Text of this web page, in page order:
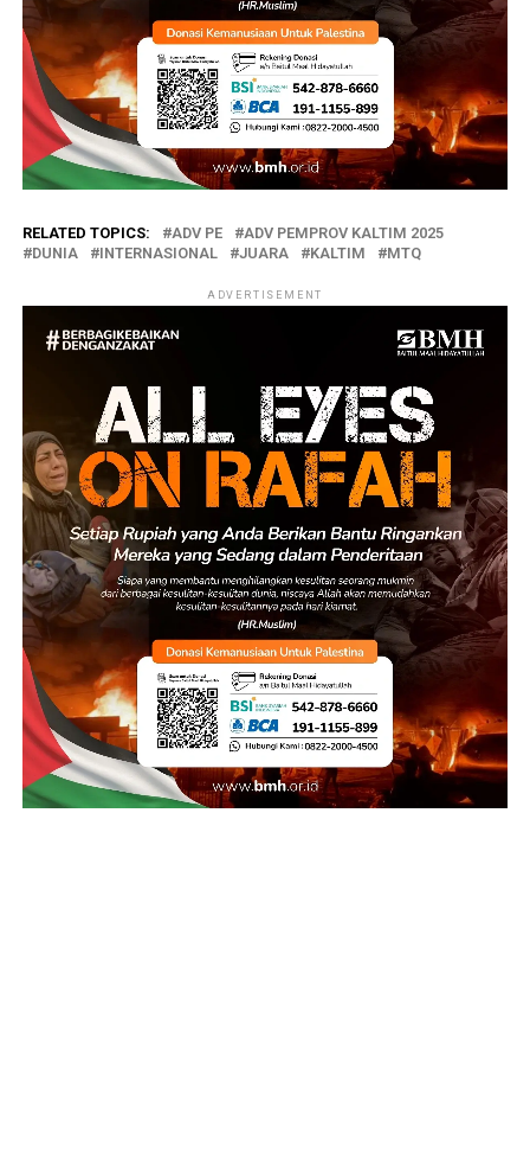
RELATED TOPICS: ADV PE
ADV PEMPROV KALTIM 2025
DUNIA
INTERNASIONAL JUARA KALTIM MTQ
ADVERTISEMENT